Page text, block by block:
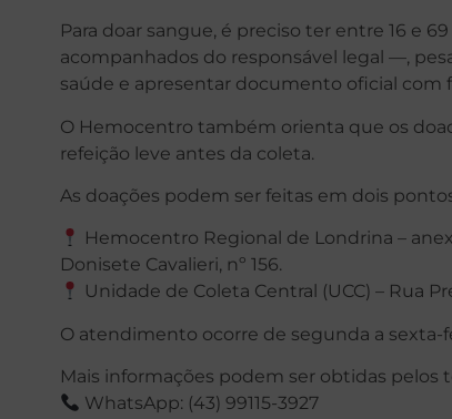
Para doar sangue, é preciso ter entre 16 e
acompanhados do responsável legal —,
saúde e apresentar documento oficial com
O Hemocentro também orienta que os
refeição leve antes da coleta.
As doações podem ser feitas em dois
Hemocentro Regional de Londrina –
Donisete Cavalieri, nº 156.
Unidade de Coleta Central (UCC) – Rua
O atendimento ocorre de segunda a sexta-
Mais informações podem ser obtidas pelos
WhatsApp: (43) 99115-3927